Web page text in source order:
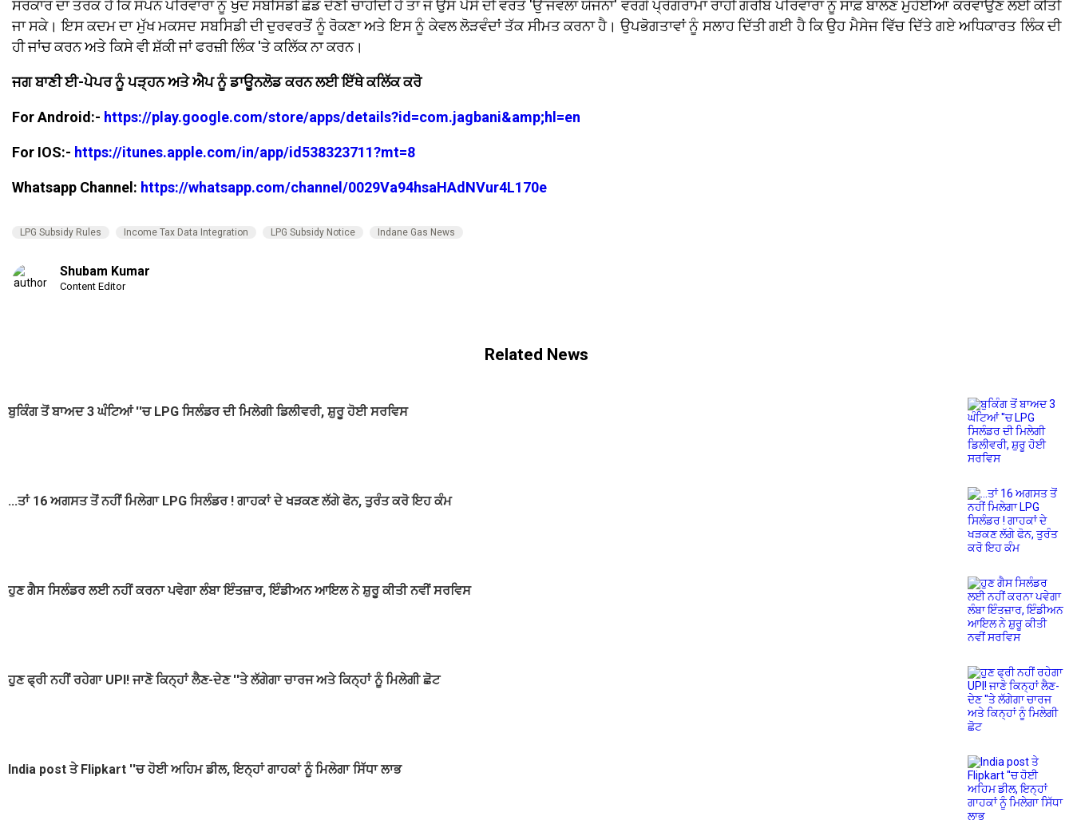
ਸਰਕਾਰ ਦਾ ਤਰਕ ਹੈ ਕਿ ਸੰਪੰਨ ਪਰਿਵਾਰਾਂ ਨੂੰ ਖੁਦ ਸਬਸਿਡੀ ਛੱਡ ਦੇਣੀ ਚਾਹੀਦੀ ਹੈ ਤਾਂ ਜੋ ਉਸ ਪੈਸੇ ਦੀ ਵਰਤੋਂ 'ਉੱਜਵਲਾ ਯੋਜਨਾ' ਵਰਗੇ ਪ੍ਰੋਗਰਾਮਾਂ ਰਾਹੀਂ ਗਰੀਬ ਪਰਿਵਾਰਾਂ ਨੂੰ ਸਾਫ਼ ਬਾਲਣ ਮੁਹੱਈਆ ਕਰਵਾਉਣ ਲਈ ਕੀਤੀ
ਜਾ ਸਕੇ। ਇਸ ਕਦਮ ਦਾ ਮੁੱਖ ਮਕਸਦ ਸਬਸਿਡੀ ਦੀ ਦੁਰਵਰਤੋਂ ਨੂੰ ਰੋਕਣਾ ਅਤੇ ਇਸ ਨੂੰ ਕੇਵਲ ਲੋੜਵੰਦਾਂ ਤੱਕ ਸੀਮਤ ਕਰਨਾ ਹੈ। ਉਪਭੋਗਤਾਵਾਂ ਨੂੰ ਸਲਾਹ ਦਿੱਤੀ ਗਈ ਹੈ ਕਿ ਉਹ ਮੈਸੇਜ ਵਿੱਚ ਦਿੱਤੇ ਗਏ ਅਧਿਕਾਰਤ ਲਿੰਕ ਦੀ
ਹੀ ਜਾਂਚ ਕਰਨ ਅਤੇ ਕਿਸੇ ਵੀ ਸ਼ੱਕੀ ਜਾਂ ਫਰਜ਼ੀ ਲਿੰਕ 'ਤੇ ਕਲਿੱਕ ਨਾ ਕਰਨ।
ਜਗ ਬਾਣੀ ਈ-ਪੇਪਰ ਨੂੰ ਪੜ੍ਹਨ ਅਤੇ ਐਪ ਨੂੰ ਡਾਊਨਲੋਡ ਕਰਨ ਲਈ ਇੱਥੇ ਕਲਿੱਕ ਕਰੋ
For Android:- https://play.google.com/store/apps/details?id=com.jagbani&amp;hl=en
For IOS:- https://itunes.apple.com/in/app/id538323711?mt=8
Whatsapp Channel: https://whatsapp.com/channel/0029Va94hsaHAdNVur4L170e
LPG Subsidy Rules Income Tax Data Integration LPG Subsidy Notice Indane Gas News
Shubam Kumar
Content Editor
Related News
ਬੁਕਿੰਗ ਤੋਂ ਬਾਅਦ 3 ਘੰਟਿਆਂ ''ਚ LPG ਸਿਲੰਡਰ ਦੀ ਮਿਲੇਗੀ ਡਿਲੀਵਰੀ, ਸ਼ੁਰੂ ਹੋਈ ਸਰਵਿਸ
...ਤਾਂ 16 ਅਗਸਤ ਤੋਂ ਨਹੀਂ ਮਿਲੇਗਾ LPG ਸਿਲੰਡਰ ! ਗਾਹਕਾਂ ਦੇ ਖੜਕਣ ਲੱਗੇ ਫੋਨ, ਤੁਰੰਤ ਕਰੋ ਇਹ ਕੰਮ
ਹੁਣ ਗੈਸ ਸਿਲੰਡਰ ਲਈ ਨਹੀਂ ਕਰਨਾ ਪਵੇਗਾ ਲੰਬਾ ਇੰਤਜ਼ਾਰ, ਇੰਡੀਅਨ ਆਇਲ ਨੇ ਸ਼ੁਰੂ ਕੀਤੀ ਨਵੀਂ ਸਰਵਿਸ
ਹੁਣ ਫ੍ਰੀ ਨਹੀਂ ਰਹੇਗਾ UPI! ਜਾਣੋ ਕਿਨ੍ਹਾਂ ਲੈਣ-ਦੇਣ ''ਤੇ ਲੱਗੇਗਾ ਚਾਰਜ ਅਤੇ ਕਿਨ੍ਹਾਂ ਨੂੰ ਮਿਲੇਗੀ ਛੋਟ
India post ਤੇ Flipkart ''ਚ ਹੋਈ ਅਹਿਮ ਡੀਲ, ਇਨ੍ਹਾਂ ਗਾਹਕਾਂ ਨੂੰ ਮਿਲੇਗਾ ਸਿੱਧਾ ਲਾਭ